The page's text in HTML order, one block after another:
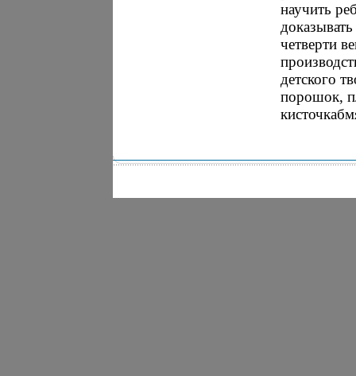
научить
четверти
детского
порошок,